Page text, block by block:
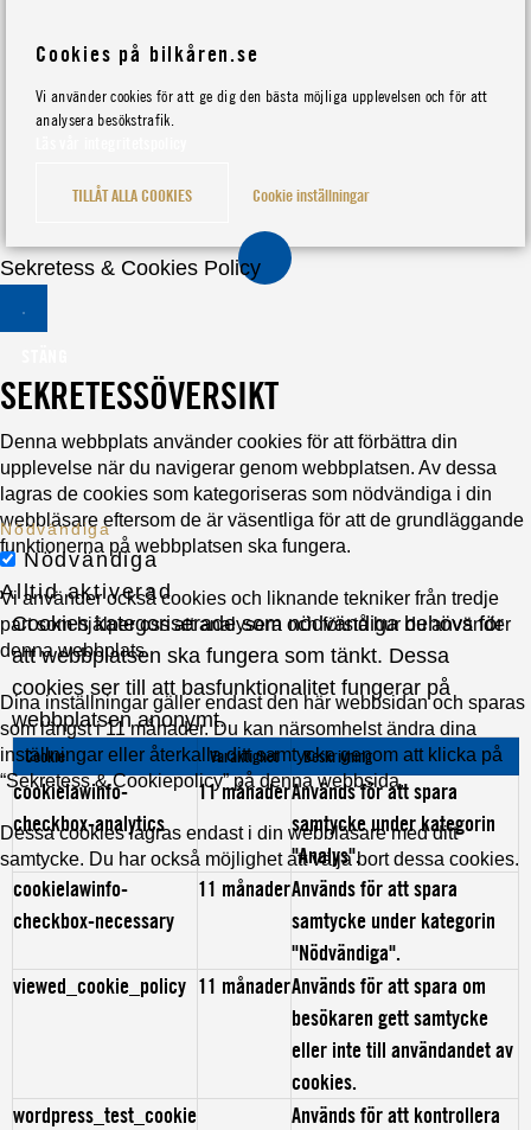
Cookies på bilkåren.se
Vi använder cookies för att ge dig den bästa möjliga upplevelsen och för att
analysera besökstrafik.
TILLÅT ALLA COOKIES Cookie inställningar
Sekretess & Cookies Policy
SEKRETESSÖVERSIKT
Denna webbplats använder cookies för att förbättra din
upplevelse när du navigerar genom webbplatsen. Av dessa
lagras de cookies som kategoriseras som nödvändiga i din
webbläsare eftersom de är väsentliga för att de grundläggande
funktionerna på webbplatsen ska fungera.
Vi använder också cookies och liknande tekniker från tredje
part som hjälper oss att analysera och förstå hur du använder
denna webbplats.
Dina inställningar gäller endast den här webbsidan och sparas
som längst i 11 månader. Du kan närsomhelst ändra dina
inställningar eller återkalla ditt samtycke genom att klicka på
“Sekretess & Cookiepolicy” på denna webbsida.
Dessa cookies lagras endast i din webbläsare med ditt
samtycke. Du har också möjlighet att välja bort dessa cookies.
Nödvändiga
Nödvändiga
Alltid aktiverad
Cookies kategoriserade som nödvändiga behövs för
att webbplatsen ska fungera som tänkt. Dessa
cookies ser till att basfunktionalitet fungerar på
webbplatsen anonymt.
Cookie Varaktighet Beskrivning
cookielawinfo-
checkbox-analytics
11 månaderAnvänds för att spara
samtycke under kategorin
"Analys".
cookielawinfo-
checkbox-necessary
11 månaderAnvänds för att spara
samtycke under kategorin
"Nödvändiga".
viewed_cookie_policy 11 månaderAnvänds för att spara om
besökaren gett samtycke
eller inte till användandet av
cookies.
wordpress_test_cookie
Används för att kontrollera